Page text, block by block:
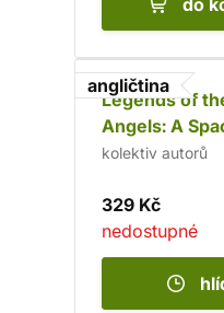
do
angličtina
Legends of
Angels: A
Omnibus
kolektiv autorů
329 Kč
nedostupné